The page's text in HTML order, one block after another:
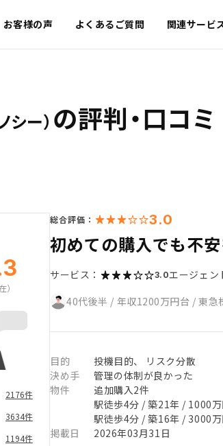
お客様の声 よくあるご質問 関連サービ
シー） の評判・口コミ
2176件
3634件
1194件
総合評価： 3.0
初めての購入でも不
サービス： 3.0エージェン
40代後半 / 年収1200万円台 /東急
目的
投機目的、 リスク分散
決め手
管理の体制が良かった
物件
追加購入2件
駅徒歩4分 / 築21年 / 1000
駅徒歩4分 / 築16年 / 3000
掲載日
2026年03月31日